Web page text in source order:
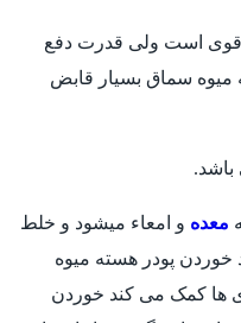
قوی است ولی قدرت دفع
سماق بسیار قابض
معده و امعاء میشود و خلط
خوردن پودر هسته میوه
ها کمک می کند خوردن